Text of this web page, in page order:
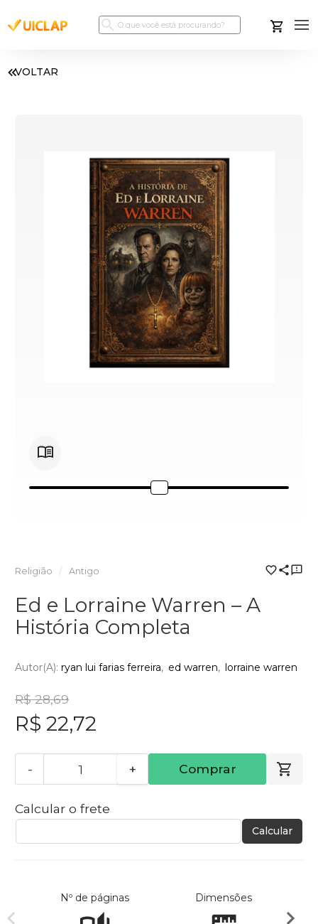
VOLTAR
Religião Antigo
Ed e Lorraine Warren – A
História Completa
Autor(a): ryan lui farias ferreira ed warren lorraine warren
R$ 28,69
R$ 22,72
- + Comprar
Calcular o frete
Calcular
Nº de páginas Dimensões